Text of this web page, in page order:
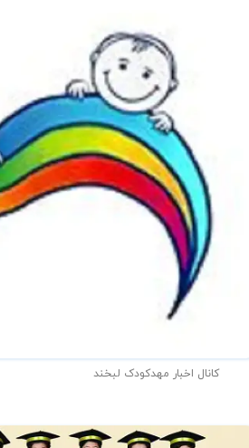
کانال اخبار مهدکودک لبخند